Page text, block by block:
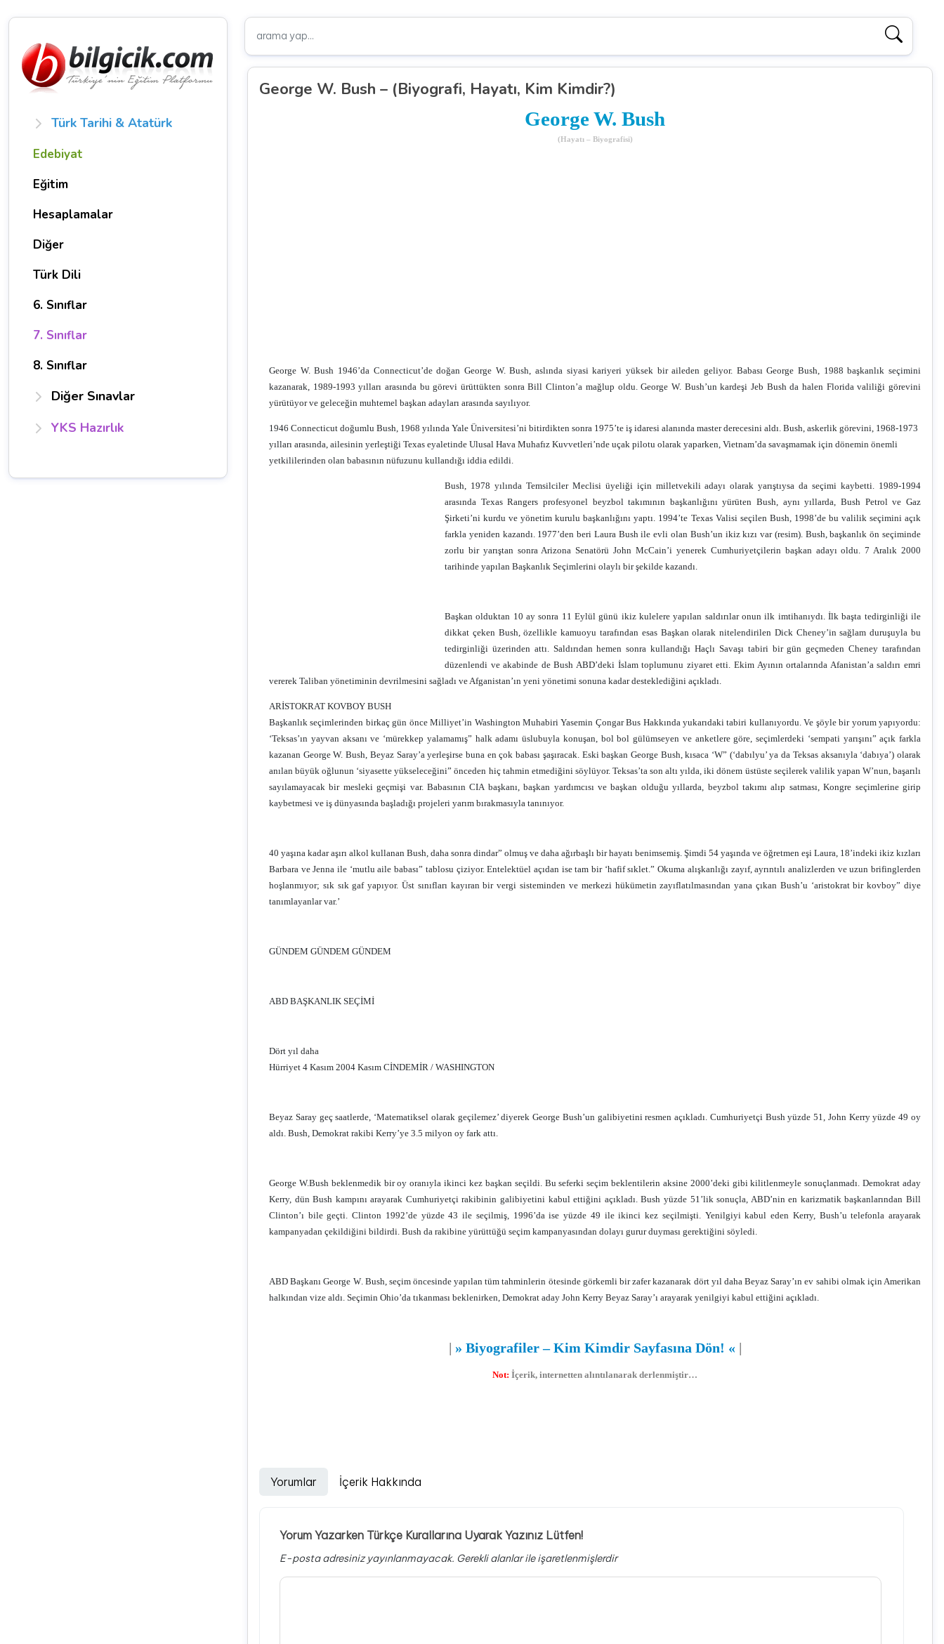
Türk Tarihi & Atatürk
Edebiyat
Eğitim
Hesaplamalar
Diğer
Türk Dili
6. Sınıflar
7. Sınıflar
8. Sınıflar
Diğer Sınavlar
YKS Hazırlık
George W. Bush – (Biyografi, Hayatı, Kim Kimdir?)
George W. Bush
(Hayatı – Biyografisi)
George W. Bush 1946’da Connecticut’de doğan George W. Bush, aslında siyasi kariyeri yüksek bir aileden geliyor. Babası George Bush, 1988 başkanlık seçimini
kazanarak, 1989-1993 yılları arasında bu görevi ürüttükten sonra Bill Clinton’a mağlup oldu. George W. Bush’un kardeşi Jeb Bush da halen Florida valiliği görevini
yürütüyor ve geleceğin muhtemel başkan adayları arasında sayılıyor.
1946 Connecticut doğumlu Bush, 1968 yılında Yale Üniversitesi’ni bitirdikten sonra 1975’te iş idaresi alanında master derecesini aldı. Bush, askerlik görevini, 1968-1973
yılları arasında, ailesinin yerleştiği Texas eyaletinde Ulusal Hava Muhafız Kuvvetleri’nde uçak pilotu olarak yaparken, Vietnam’da savaşmamak için dönemin önemli
yetkililerinden olan babasının nüfuzunu kullandığı iddia edildi.
Bush, 1978 yılında Temsilciler Meclisi üyeliği için milletvekili adayı olarak yarıştıysa da seçimi kaybetti. 1989-1994
arasında Texas Rangers profesyonel beyzbol takımının başkanlığını yürüten Bush, aynı yıllarda, Bush Petrol ve Gaz
Şirketi’ni kurdu ve yönetim kurulu başkanlığını yaptı. 1994’te Texas Valisi seçilen Bush, 1998’de bu valilik seçimini açık
farkla yeniden kazandı. 1977’den beri Laura Bush ile evli olan Bush’un ikiz kızı var (resim). Bush, başkanlık ön seçiminde
zorlu bir yarıştan sonra Arizona Senatörü John McCain’i yenerek Cumhuriyetçilerin başkan adayı oldu. 7 Aralık 2000
tarihinde yapılan Başkanlık Seçimlerini olaylı bir şekilde kazandı.
Başkan olduktan 10 ay sonra 11 Eylül günü ikiz kulelere yapılan saldırılar onun ilk imtihanıydı. İlk başta tedirginliği ile
dikkat çeken Bush, özellikle kamuoyu tarafından esas Başkan olarak nitelendirilen Dick Cheney’in sağlam duruşuyla bu
tedirginliği üzerinden attı. Saldırıdan hemen sonra kullandığı Haçlı Savaşı tabiri bir gün geçmeden Cheney tarafından
düzenlendi ve akabinde de Bush ABD’deki İslam toplumunu ziyaret etti. Ekim Ayının ortalarında Afanistan’a saldırı emri
vererek Taliban yönetiminin devrilmesini sağladı ve Afganistan’ın yeni yönetimi sonuna kadar desteklediğini açıkladı.
ARİSTOKRAT KOVBOY BUSH
Başkanlık seçimlerinden birkaç gün önce Milliyet’in Washington Muhabiri Yasemin Çongar Bus Hakkında yukarıdaki tabiri kullanıyordu. Ve şöyle bir yorum yapıyordu:
‘Teksas’ın yayvan aksanı ve ‘mürekkep yalamamış” halk adamı üslubuyla konuşan, bol bol gülümseyen ve anketlere göre, seçimlerdeki ‘sempati yarışını” açık farkla
kazanan George W. Bush, Beyaz Saray’a yerleşirse buna en çok babası şaşıracak. Eski başkan George Bush, kısaca ‘W” (‘dabılyu’ ya da Teksas aksanıyla ‘dabıya’) olarak
anılan büyük oğlunun ‘siyasette yükseleceğini” önceden hiç tahmin etmediğini söylüyor. Teksas’ta son altı yılda, iki dönem üstüste seçilerek valilik yapan W’nun, başarılı
sayılamayacak bir mesleki geçmişi var. Babasının CIA başkanı, başkan yardımcısı ve başkan olduğu yıllarda, beyzbol takımı alıp satması, Kongre seçimlerine girip
kaybetmesi ve iş dünyasında başladığı projeleri yarım bırakmasıyla tanınıyor.
40 yaşına kadar aşırı alkol kullanan Bush, daha sonra dindar” olmuş ve daha ağırbaşlı bir hayatı benimsemiş. Şimdi 54 yaşında ve öğretmen eşi Laura, 18’indeki ikiz kızları
Barbara ve Jenna ile ‘mutlu aile babası” tablosu çiziyor. Entelektüel açıdan ise tam bir ‘hafif sıklet.” Okuma alışkanlığı zayıf, ayrıntılı analizlerden ve uzun brifinglerden
hoşlanmıyor; sık sık gaf yapıyor. Üst sınıfları kayıran bir vergi sisteminden ve merkezi hükümetin zayıflatılmasından yana çıkan Bush’u ‘aristokrat bir kovboy” diye
tanımlayanlar var.’
GÜNDEM GÜNDEM GÜNDEM
ABD BAŞKANLIK SEÇİMİ
Dört yıl daha
Hürriyet 4 Kasım 2004 Kasım CİNDEMİR / WASHINGTON
Beyaz Saray geç saatlerde, ‘Matematiksel olarak geçilemez’ diyerek George Bush’un galibiyetini resmen açıkladı. Cumhuriyetçi Bush yüzde 51, John Kerry yüzde 49 oy
aldı. Bush, Demokrat rakibi Kerry’ye 3.5 milyon oy fark attı.
George W.Bush beklenmedik bir oy oranıyla ikinci kez başkan seçildi. Bu seferki seçim beklentilerin aksine 2000’deki gibi kilitlenmeyle sonuçlanmadı. Demokrat aday
Kerry, dün Bush kampını arayarak Cumhuriyetçi rakibinin galibiyetini kabul ettiğini açıkladı. Bush yüzde 51’lik sonuçla, ABD’nin en karizmatik başkanlarından Bill
Clinton’ı bile geçti. Clinton 1992’de yüzde 43 ile seçilmiş, 1996’da ise yüzde 49 ile ikinci kez seçilmişti. Yenilgiyi kabul eden Kerry, Bush’u telefonla arayarak
kampanyadan çekildiğini bildirdi. Bush da rakibine yürüttüğü seçim kampanyasından dolayı gurur duyması gerektiğini söyledi.
ABD Başkanı George W. Bush, seçim öncesinde yapılan tüm tahminlerin ötesinde görkemli bir zafer kazanarak dört yıl daha Beyaz Saray’ın ev sahibi olmak için Amerikan
halkından vize aldı. Seçimin Ohio’da tıkanması beklenirken, Demokrat aday John Kerry Beyaz Saray’ı arayarak yenilgiyi kabul ettiğini açıkladı.
| » Biyografiler – Kim Kimdir Sayfasına Dön! « |
Not: İçerik, internetten alıntılanarak derlenmiştir…
Yorumlar İçerik Hakkında
Yorum Yazarken Türkçe Kurallarına Uyarak Yazınız Lütfen!
E-posta adresiniz yayınlanmayacak. Gerekli alanlarile işaretlenmişlerdir